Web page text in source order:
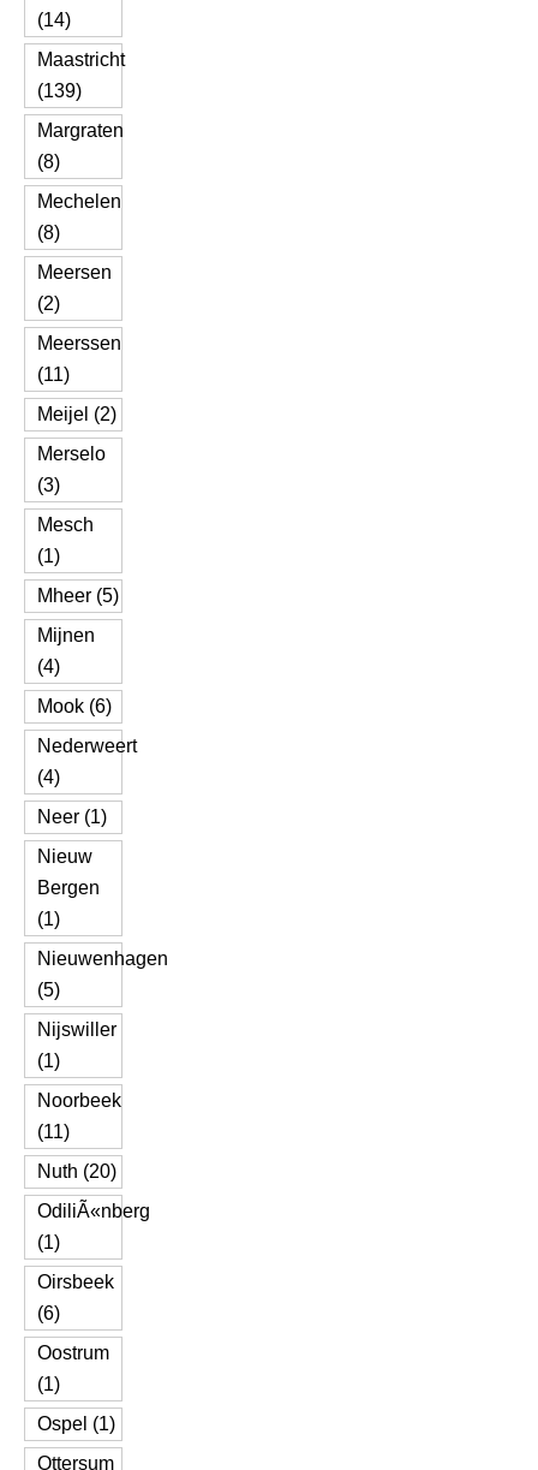
(14)
Maastricht
(139)
Margraten
(8)
Mechelen
(8)
Meersen
(2)
Meerssen
(11)
Meijel (2)
Merselo
(3)
Mesch
(1)
Mheer (5)
Mijnen
(4)
Mook (6)
Nederweert
(4)
Neer (1)
Nieuw
Bergen
(1)
Nieuwenhagen
(5)
Nijswiller
(1)
Noorbeek
(11)
Nuth (20)
OdiliÃ«nberg
(1)
Oirsbeek
(6)
Oostrum
(1)
Ospel (1)
Ottersum